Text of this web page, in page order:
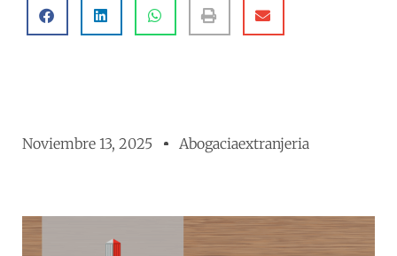
Noviembre 13, 2025 Abogaciaextranjeria